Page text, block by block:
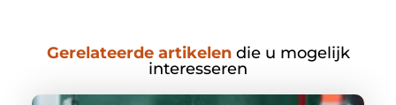
Gerelateerde artikelendie u mogelijk
interesseren